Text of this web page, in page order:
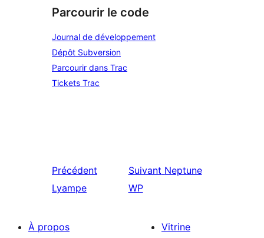
Parcourir le code
Journal de développement
Dépôt Subversion
Parcourir dans Trac
Tickets Trac
Précédent
Lyampe
Suivant Neptune
WP
À propos
Vitrine